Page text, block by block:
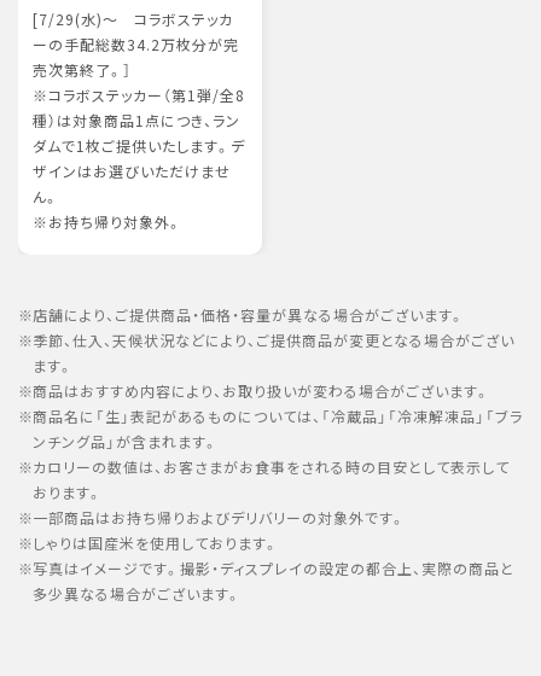
[7/29(水)～ コラボステッカ
ーの手配総数34.2万枚分が完
売次第終了。］
※コラボステッカー（第1弾/全8
種）は対象商品1点につき、ラン
ダムで1枚ご提供いたします。デ
ザインはお選びいただけませ
ん。
※お持ち帰り対象外。
店舗により、ご提供商品・価格・容量が異なる場合がございます。
季節、仕入、天候状況などにより、ご提供商品が変更となる場合がござい
ます。
商品はおすすめ内容により、お取り扱いが変わる場合がございます。
商品名に「生」表記があるものについては、「冷蔵品」「冷凍解凍品」「ブラ
ンチング品」が含まれます。
カロリーの数値は、お客さまがお食事をされる時の目安として表示して
おります。
一部商品はお持ち帰りおよびデリバリーの対象外です。
しゃりは国産米を使用しております。
写真はイメージです。撮影・ディスプレイの設定の都合上、実際の商品と
多少異なる場合がございます。